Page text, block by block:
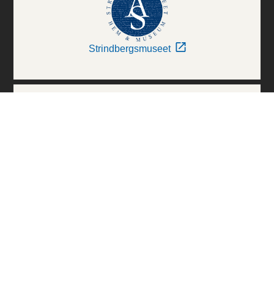
Strindbergsmuseet